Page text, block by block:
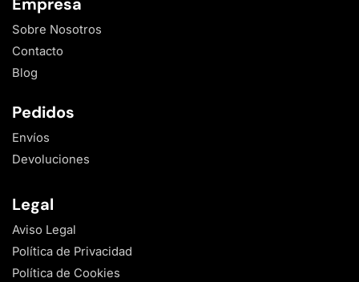
Sobre Nosotros
Contacto
Blog
Pedidos
Envíos
Devoluciones
Legal
Aviso Legal
Política de Privacidad
Política de Cookies